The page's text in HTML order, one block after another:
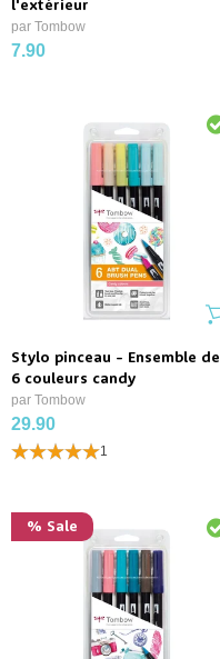
l'extérieur
par Tombow
7.90
Stylo pinceau - Ensemble de
6 couleurs candy
par Tombow
29.90
1
% Sale